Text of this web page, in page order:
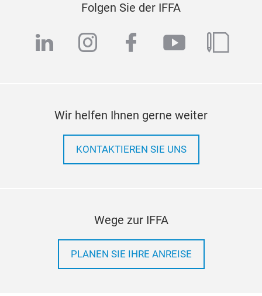
Folgen Sie der IFFA
linkedininstagram
facebook
youtube
blog
Wir helfen Ihnen gerne weiter
KONTAKTIEREN SIE UNS
Wege zur IFFA
PLANEN SIE IHRE ANREISE